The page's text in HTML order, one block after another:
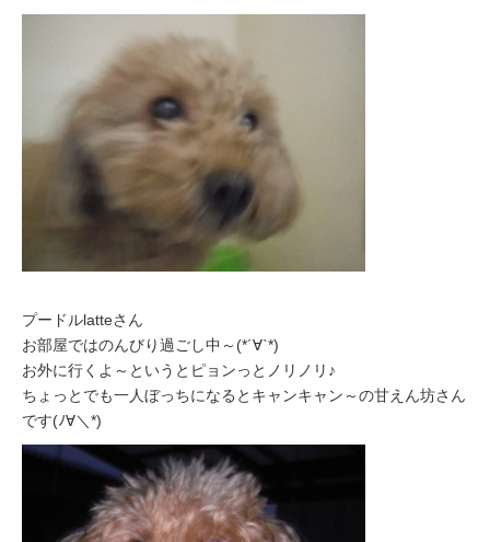
プードルlatteさん
お部屋ではのんびり過ごし中～(*´∀`*)
お外に行くよ～というとピョンっとノリノリ♪
ちょっとでも一人ぼっちになるとキャンキャン～の甘えん坊さん
です(ﾉ∀＼*)